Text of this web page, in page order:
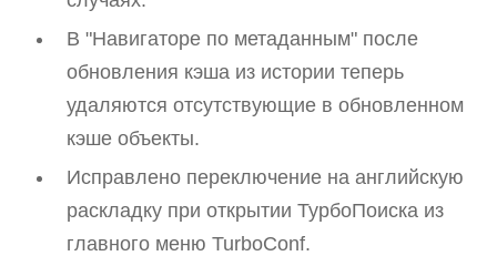
В "Навигаторе по метаданным" после
обновления кэша из истории теперь
удаляются отсутствующие в обновленном
кэше объекты.
Исправлено переключение на английскую
раскладку при открытии ТурбоПоиска из
главного меню TurboConf.